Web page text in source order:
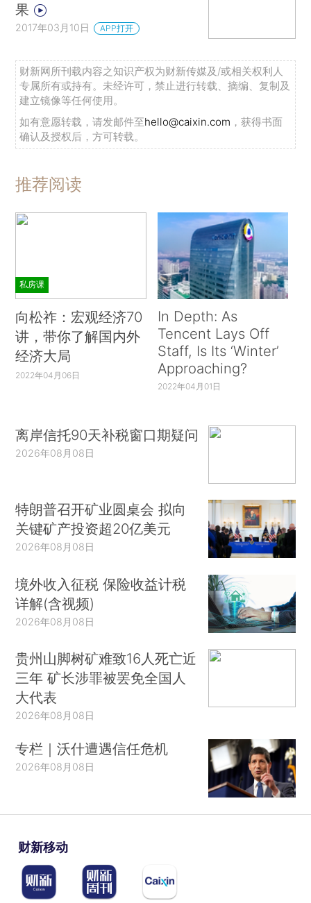
果
2017年03月10日 APP打开
财新网所刊载内容之知识产权为财新传媒及/或相关权利人
专属所有或持有。未经许可，禁止进行转载、摘编、复制及
建立镜像等任何使用。
如有意愿转载，请发邮件至hello@caixin.com ，获得书面
确认及授权后，方可转载。
推荐阅读
私房课
向松祚：宏观经济70
讲，带你了解国内外
经济大局
2022年04月06日
In Depth: As
Tencent Lays Off
Staff, Is Its ‘Winter’
Approaching?
2022年04月01日
离岸信托90天补税窗口期疑问
2026年08月08日
特朗普召开矿业圆桌会 拟向
关键矿产投资超20亿美元
2026年08月08日
境外收入征税 保险收益计税
详解(含视频)
2026年08月08日
贵州山脚树矿难致16人死亡近
三年 矿长涉罪被罢免全国人
大代表
2026年08月08日
专栏｜沃什遭遇信任危机
2026年08月08日
财新移动